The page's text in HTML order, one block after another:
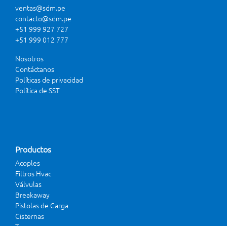
ventas@sdm.pe
contacto@sdm.pe
+51 999 927 727
+51 999 012 777
Nosotros
Contáctanos
Políticas de privacidad
Política de SST
Productos
Acoples
Filtros Hvac
Válvulas
Breakaway
Pistolas de Carga
Cisternas